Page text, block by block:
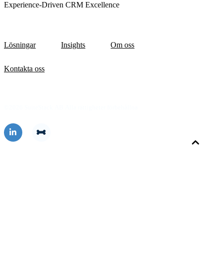
Experience-Driven CRM Excellence
Lösningar Insights Om oss
Kontakta oss